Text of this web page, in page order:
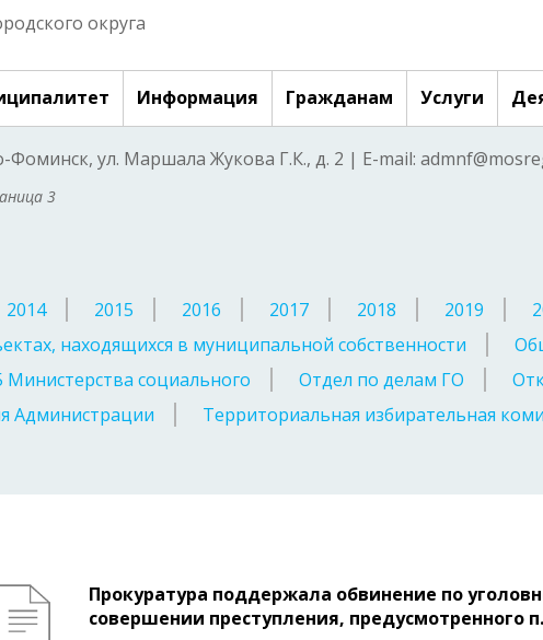
округа
Информация Гражданам Услуги
Фоминск, ул. Маршала Жукова Г.К., д. 2 | E-mail:
3
2014 2015 2016 2017 2018 2019
находящихся в муниципальной собственности
социального
Отдел по делам ГО
Администрации
Территориальная избирательная
Прокуратура поддержала обвинение по
совершении преступления, предусмотренного